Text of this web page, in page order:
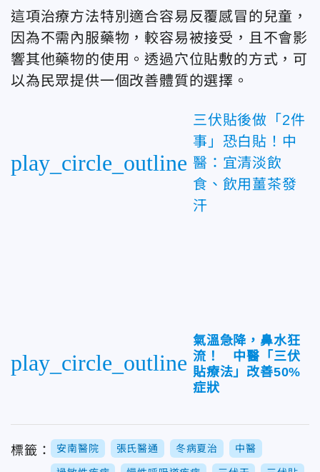
這項治療方法特別適合容易反覆感冒的兒童，
因為不需內服藥物，較容易被接受，且不會影
響其他藥物的使用。透過穴位貼敷的方式，可
以為民眾提供一個改善體質的選擇。
play_circle_outline
三伏貼後做「2件
事」恐白貼！中
醫：宜清淡飲
食、飲用薑茶發
汗
play_circle_outline
氣溫急降，鼻水狂
流！ 中醫「三伏
貼療法」改善50%
症狀
標籤： 安南醫院 張氏醫通 冬病夏治 中醫